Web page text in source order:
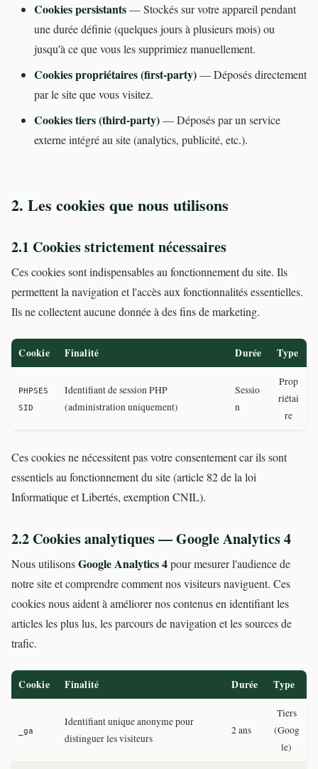
Cookies persistants— Stockés sur votre appareil pendant
une durée définie (quelques jours à plusieurs mois) ou
jusqu'à ce que vous les supprimiez manuellement.
Cookies propriétaires (first-party)— Déposés directement
par le site que vous visitez.
Cookies tiers (third-party)— Déposés par un service
externe intégré au site (analytics, publicité, etc.).
2. Les cookies que nous utilisons
2.1 Cookies strictement nécessaires
Ces cookies sont indispensables au fonctionnement du site. Ils
permettent la navigation et l'accès aux fonctionnalités essentielles.
Ils ne collectent aucune donnée à des fins de marketing.
Cookie Finalité Durée Type
PHPSES
SID
Identifiant de session PHP
(administration uniquement)
Sessio
n
Prop
riétai
re
Ces cookies ne nécessitent pas votre consentement car ils sont
essentiels au fonctionnement du site (article 82 de la loi
Informatique et Libertés, exemption CNIL).
2.2 Cookies analytiques — Google Analytics 4
Nous utilisonsGoogle Analytics 4pour mesurer l'audience de
notre site et comprendre comment nos visiteurs naviguent. Ces
cookies nous aident à améliorer nos contenus en identifiant les
articles les plus lus, les parcours de navigation et les sources de
trafic.
Cookie Finalité Durée Type
_ga
Identifiant unique anonyme pour
distinguer les visiteurs
2 ans
Tiers
(Goog
le)